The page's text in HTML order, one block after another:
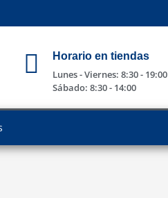
Horario en tiendas
Lunes - Viernes: 8:30 - 19:00
Sábado: 8:30 - 14:00